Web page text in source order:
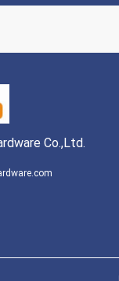
Co.,Ltd.